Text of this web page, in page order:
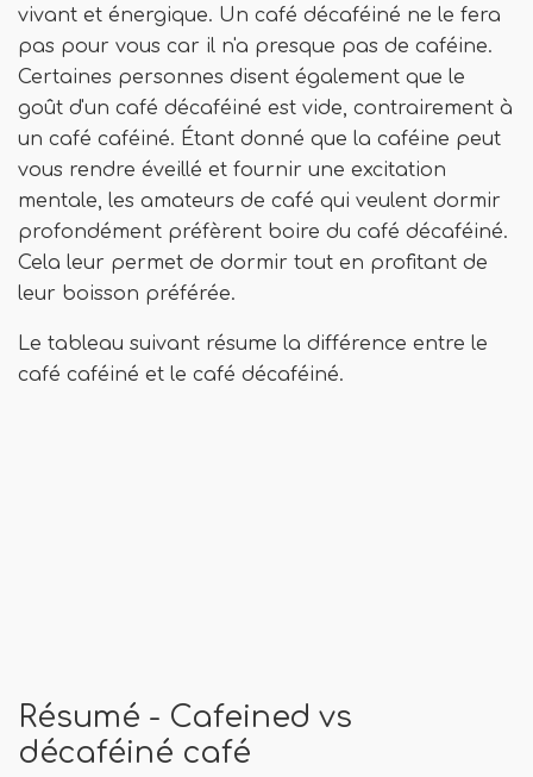
vivant et énergique. Un café décaféiné ne le fera
pas pour vous car il n'a presque pas de caféine.
Certaines personnes disent également que le
goût d'un café décaféiné est vide, contrairement à
un café caféiné. Étant donné que la caféine peut
vous rendre éveillé et fournir une excitation
mentale, les amateurs de café qui veulent dormir
profondément préfèrent boire du café décaféiné.
Cela leur permet de dormir tout en profitant de
leur boisson préférée.
Le tableau suivant résume la différence entre le
café caféiné et le café décaféiné.
Résumé - Cafeined vs
décaféiné café